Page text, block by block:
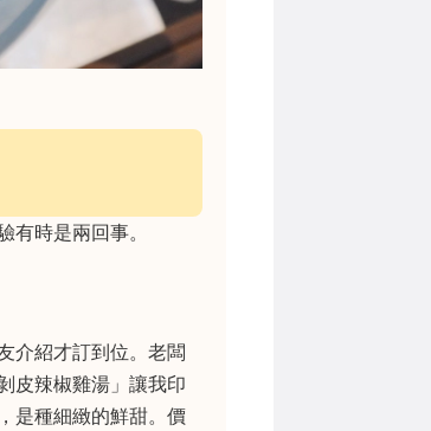
有時是兩回事。
介紹才訂到位。老闆
皮辣椒雞湯」讓我印
是種細緻的鮮甜。價